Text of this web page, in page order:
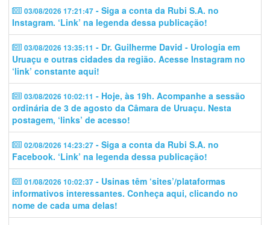
03/08/2026 17:21:47 - Siga a conta da Rubi S.A. no
Instagram. ‘Link’ na legenda dessa publicação!
03/08/2026 13:35:11 - Dr. Guilherme David - Urologia em
Uruaçu e outras cidades da região. Acesse Instagram no
‘link’ constante aqui!
03/08/2026 10:02:11 - Hoje, às 19h. Acompanhe a sessão
ordinária de 3 de agosto da Câmara de Uruaçu. Nesta
postagem, ‘links’ de acesso!
02/08/2026 14:23:27 - Siga a conta da Rubi S.A. no
Facebook. ‘Link’ na legenda dessa publicação!
01/08/2026 10:02:37 - Usinas têm ‘sites’/plataformas
informativos interessantes. Conheça aqui, clicando no
nome de cada uma delas!